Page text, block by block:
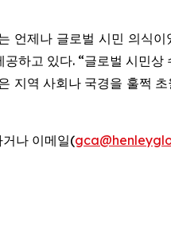
제나 글로벌 시민 의식
하고 있다. “글로벌 시민
역 사회나 국경을 훌쩍
나 이메일(